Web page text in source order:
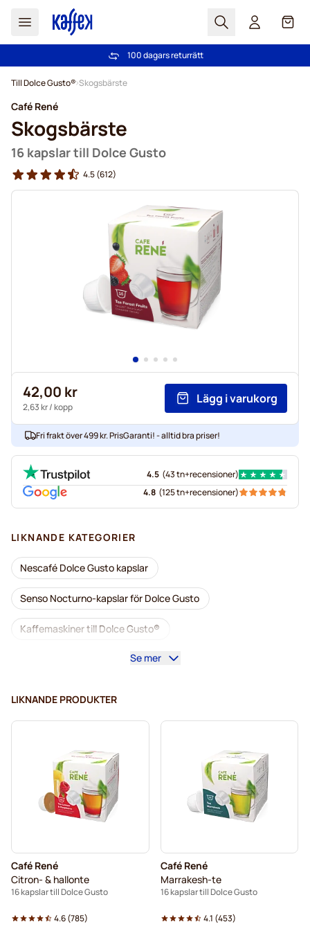
Sök Cart
Fri frakt över 499 kr
100 dagars returrätt
Till Dolce Gusto® Skogsbärste
Café René
Skogsbärste
16 kapslar till Dolce Gusto
4.5(612)
42,00 kr
2,63 kr/ kopp
Lägg i varukorg
Fri frakt över 499 kr. PrisGaranti! - alltid bra priser!
4.5 (43 tn+recensioner)
4.8 (125 tn+recensioner)
LIKNANDE KATEGORIER
Nescafé Dolce Gusto kapslar
Senso Nocturno-kapslar för Dolce Gusto
Kaffemaskiner till Dolce Gusto®
Tillbehör till Dolce Gusto®
Avkalkning och rengöring för Dolce Gusto
Segafredo-kaffekapslar för Dolce Gusto
Café René-kaffekapslar för Dolce Gusto
Caffè Borbone för Dolce Gusto
Kapslar till Dolce Gusto®
Se mer
LIKNANDE PRODUKTER
Café René
Citron- & hallonte
16 kapslar till Dolce Gusto
4.6(785)
Café René
Marrakesh-te
16 kapslar till Dolce Gusto
4.1 (453)